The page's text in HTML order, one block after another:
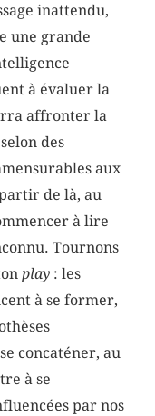
inattendu,
une grande
à évaluer la
affronter la
des
aux
de là, au
à lire
Tournons
play : les
à se former,
concaténer, au
à se
par nos